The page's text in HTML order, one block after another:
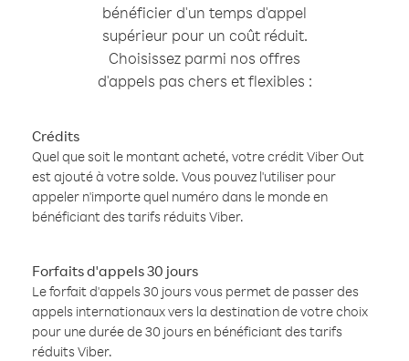
bénéficier d'un temps d'appel
supérieur pour un coût réduit.
Choisissez parmi nos offres
d'appels pas chers et flexibles :
Crédits
Quel que soit le montant acheté, votre crédit Viber Out
est ajouté à votre solde. Vous pouvez l'utiliser pour
appeler n'importe quel numéro dans le monde en
bénéficiant des tarifs réduits Viber.
Forfaits d'appels 30 jours
Le forfait d'appels 30 jours vous permet de passer des
appels internationaux vers la destination de votre choix
pour une durée de 30 jours en bénéficiant des tarifs
réduits Viber.